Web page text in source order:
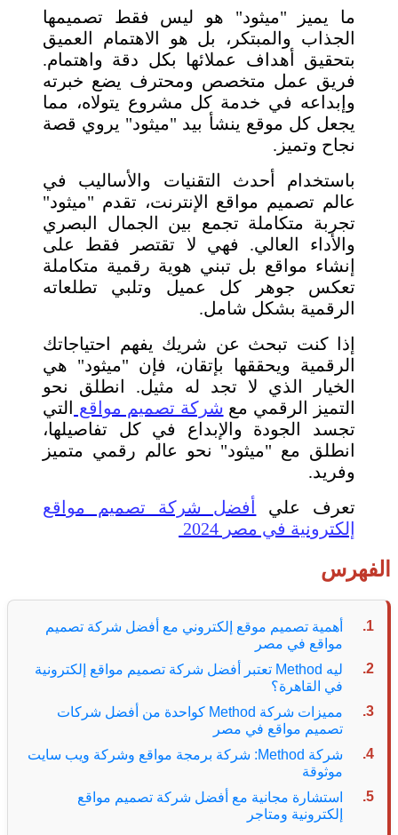
ما يميز "ميثود" هو ليس فقط تصميمها
الجذاب والمبتكر، بل هو الاهتمام العميق
بتحقيق أهداف عملائها بكل دقة واهتمام.
فريق عمل متخصص ومحترف يضع خبرته
وإبداعه في خدمة كل مشروع يتولاه، مما
يجعل كل موقع ينشأ بيد "ميثود" يروي قصة
نجاح وتميز.
باستخدام أحدث التقنيات والأساليب في
عالم تصميم مواقع الإنترنت، تقدم "ميثود"
تجربة متكاملة تجمع بين الجمال البصري
والأداء العالي. فهي لا تقتصر فقط على
إنشاء مواقع بل تبني هوية رقمية متكاملة
تعكس جوهر كل عميل وتلبي تطلعاته
الرقمية بشكل شامل.
إذا كنت تبحث عن شريك يفهم احتياجاتك
الرقمية ويحققها بإتقان، فإن "ميثود" هي
الخيار الذي لا تجد له مثيل. انطلق نحو
التميز الرقمي مع شركة تصميم مواقع
التي
تجسد الجودة والإبداع في كل تفاصيلها،
انطلق مع "ميثود" نحو عالم رقمي متميز
وفريد.
تعرف علي
أفضل شركة تصميم مواقع
إلكترونية في مصر 2024
الفهرس
أهمية تصميم موقع إلكتروني مع أفضل شركة تصميم
مواقع في مصر
ليه Method تعتبر أفضل شركة تصميم مواقع إلكترونية
في القاهرة؟
مميزات شركة Method كواحدة من أفضل شركات
تصميم مواقع في مصر
شركة Method: شركة برمجة مواقع وشركة ويب سايت
موثوقة
استشارة مجانية مع أفضل شركة تصميم مواقع
إلكترونية ومتاجر